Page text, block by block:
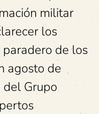
militar
los
de los
agosto de
Grupo